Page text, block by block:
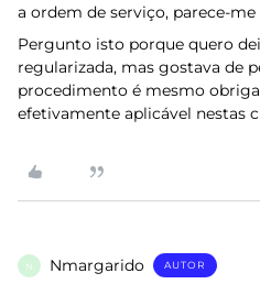
a ordem de serviço, parece-
Pergunto isto porque quero
regularizada, mas gostava de
procedimento é mesmo
efetivamente aplicável nestas
N Nmargarido AUTOR